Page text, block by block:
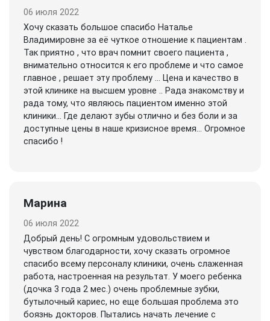
06 июля 2022
Хочу сказать большое спасибо Наталье
Владимировне за её чуткое отношение к пациентам .
Так приятно , что врач помнит своего пациента ,
внимательно относится к его проблеме и что самое
главное , решает эту проблему ... Цена и качество в
этой клинике на высшем уровне .. Рада знакомству и
рада тому, что являюсь пациентом именно этой
клиники... Где делают зубы отлично и без боли и за
доступные цены в наше кризисное время... Огромное
спасибо !
Марина
06 июля 2022
Добрый день! С огромным удовольствием и
чувством благодарности, хочу сказать огромное
спасибо всему персоналу клиники, очень слаженная
работа, настроенная на результат. У моего ребенка
(дочка 3 года 2 мес.) очень проблемные зубки,
бутылочный кариес, но еще большая проблема это
боязнь докторов. Пытались начать лечение с